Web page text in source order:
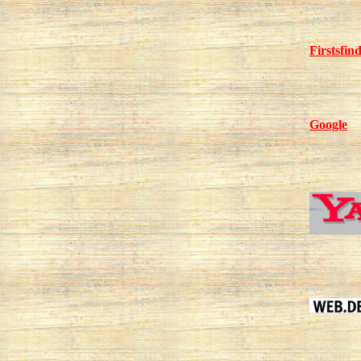
Firstsfind
Google